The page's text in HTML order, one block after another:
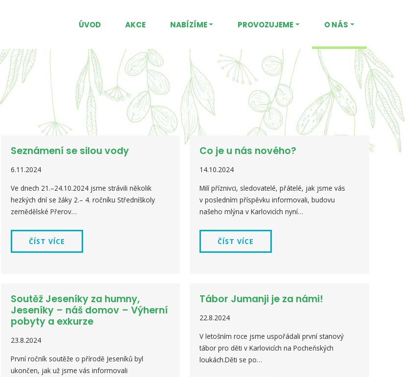
ÚVOD AKCE NABÍZÍME PROVOZUJEME O NÁS
Seznámení se silou vody
6.11.2024
Ve dnech 21.–24.10.2024 jsme strávili několik
hezkých dní se žáky 2.– 4. ročníku Středníškoly
zemědělské Přerov…
ČÍST VÍCE
Co je u nás nového?
14.10.2024
Milí příznivci, sledovatelé, přátelé, jak jsme vás
v posledním příspěvku informovali, budovu
našeho mlýna v Karlovicích nyní…
ČÍST VÍCE
Soutěž Jeseníky za humny,
Jeseníky – náš domov – Výherní
pobyty a exkurze
23.8.2024
První ročník soutěže o přírodě Jeseníků byl
ukončen, jak už jsme vás informovali
Tábor Jumanji je za námi!
22.8.2024
V letošním roce jsme uspořádali první stanový
tábor pro děti v Karlovicích na Pocheňských
loukách.Děti se po…